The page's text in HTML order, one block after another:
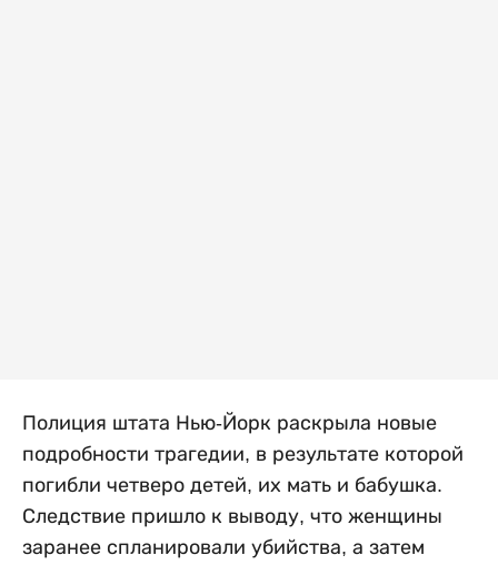
Полиция штата Нью-Йорк раскрыла новые
подробности трагедии, в результате которой
погибли четверо детей, их мать и бабушка.
Следствие пришло к выводу, что женщины
заранее спланировали убийства, а затем